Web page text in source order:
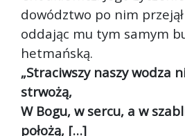
dowództwo po nim
oddając mu tym samym
hetmańską.
„Straciwszy naszy wodza
strwożą,
W Bogu, w sercu, a w
położą, […]